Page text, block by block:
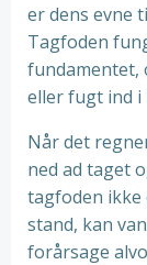
er dens evne
Tagfoden
fundamentet,
eller fugt ind i
Når det
ned ad taget
tagfoden
stand, kan
forårsage